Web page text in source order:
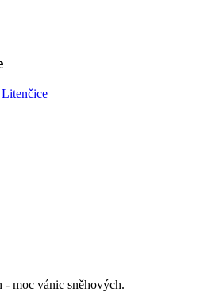
moc vánic sněhových.